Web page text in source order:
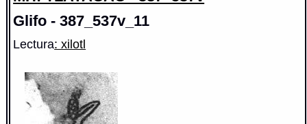
Glifo - 387_537v_11
Lectura: xilotl